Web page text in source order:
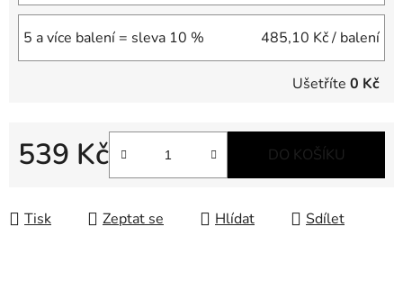
5 a více balení = sleva 10 % 485,10 Kč/ balení
Ušetříte 0 Kč
539 Kč DO KOŠÍKU
Tisk Zeptat se Hlídat Sdílet